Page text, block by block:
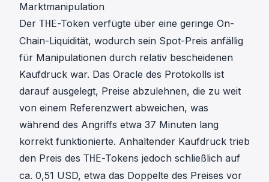
Marktmanipulation
Der THE-Token verfügte über eine geringe On-
Chain-Liquidität, wodurch sein Spot-Preis anfällig
für Manipulationen durch relativ bescheidenen
Kaufdruck war. Das Oracle des Protokolls ist
darauf ausgelegt, Preise abzulehnen, die zu weit
von einem Referenzwert abweichen, was
während des Angriffs etwa 37 Minuten lang
korrekt funktionierte. Anhaltender Kaufdruck trieb
den Preis des THE-Tokens jedoch schließlich auf
ca. 0,51 USD, etwa das Doppelte des Preises vor